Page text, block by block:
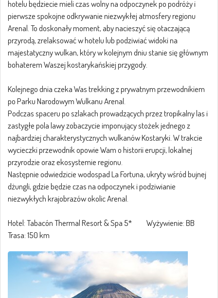
hotelu będziecie mieli czas wolny na odpoczynek po podróży i
pierwsze spokojne odkrywanie niezwykłej atmosfery regionu
Arenal. To doskonały moment, aby nacieszyć się otaczającą
przyrodą, zrelaksować w hotelu lub podziwiać widoki na
majestatyczny wulkan, który w kolejnym dniu stanie się głównym
bohaterem Waszej kostarykańskiej przygody.
Kolejnego dnia czeka Was trekking z prywatnym przewodnikiem
po Parku Narodowym Wulkanu Arenal.
Podczas spaceru po szlakach prowadzących przez tropikalny las i
zastygłe pola lawy zobaczycie imponujący stożek jednego z
najbardziej charakterystycznych wulkanów Kostaryki. W trakcie
wycieczki przewodnik opowie Wam o historii erupcji, lokalnej
przyrodzie oraz ekosystemie regionu.
Następnie odwiedzicie wodospad La Fortuna, ukryty wśród bujnej
dżungli, gdzie będzie czas na odpoczynek i podziwianie
niezwykłych krajobrazów okolic Arenal.
Hotel: Tabacón Thermal Resort & Spa 5* Wyżywienie: BB
Trasa: 150 km